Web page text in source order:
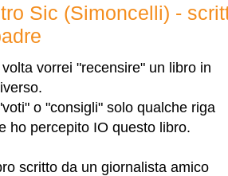
Sic (Simoncelli) -
vorrei "recensire" un libro in
o "consigli" solo qualche riga
ho percepito IO questo libro.
scritto da un giornalista amico